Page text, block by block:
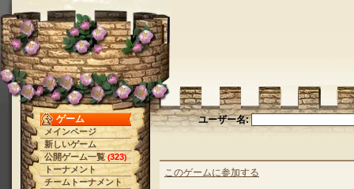
ゲーム
メインページ
新しいゲーム
公開ゲーム一覧 (323)
トーナメント
チームトーナメント
ユーザー名:
このゲームに参加する